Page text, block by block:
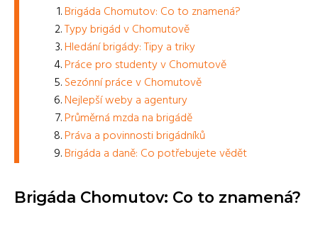
Brigáda Chomutov: Co to znamená?
Typy brigád v Chomutově
Hledání brigády: Tipy a triky
Práce pro studenty v Chomutově
Sezónní práce v Chomutově
Nejlepší weby a agentury
Průměrná mzda na brigádě
Práva a povinnosti brigádníků
Brigáda a daně: Co potřebujete vědět
Brigáda Chomutov: Co to znamená?